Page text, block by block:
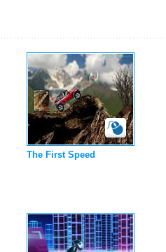
The First Speed